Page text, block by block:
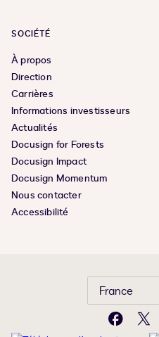
SOCIÉTÉ
À propos
Direction
Carrières
Informations investisseurs
Actualités
Docusign for Forests
Docusign Impact
Docusign Momentum
Nous contacter
Accessibilité
France
Facebook
X